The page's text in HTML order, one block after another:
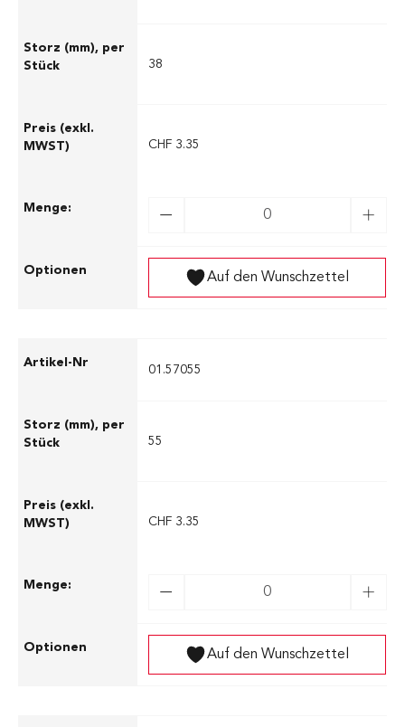
38
CHF 3.35
Auf den Wunschzettel
01.57055
55
CHF 3.35
Auf den Wunschzettel